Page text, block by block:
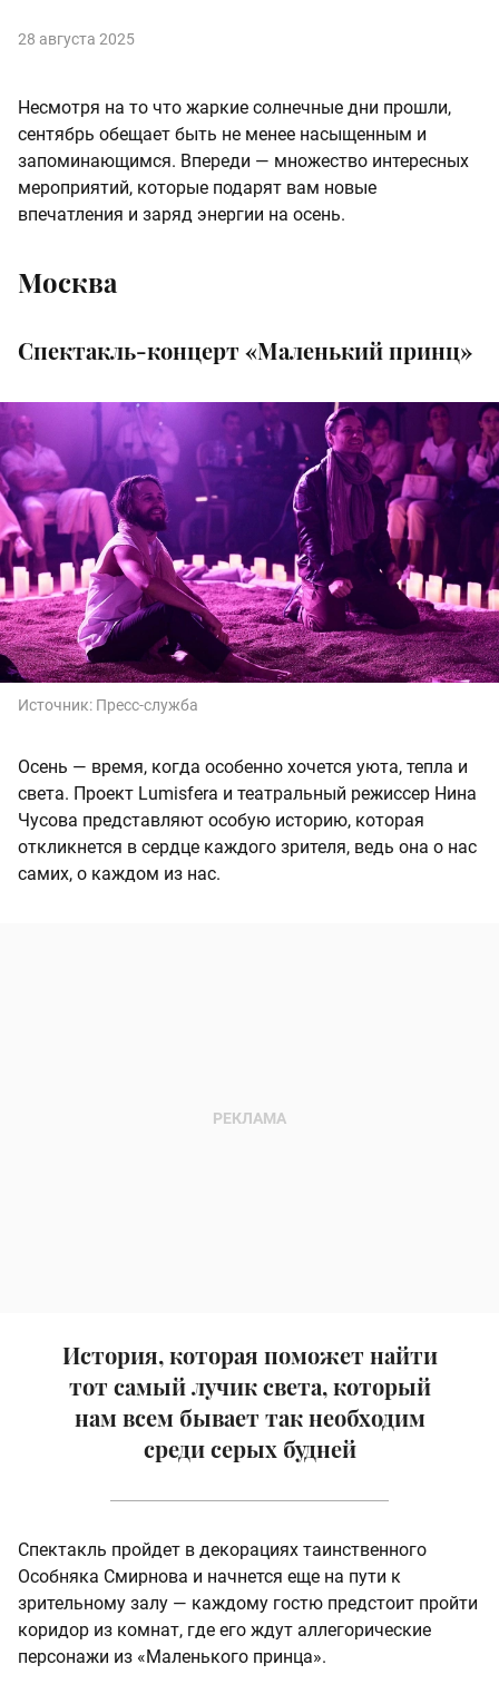
28 августа 2025
Несмотря на то что жаркие солнечные дни прошли,
сентябрь обещает быть не менее насыщенным и
запоминающимся. Впереди — множество интересных
мероприятий, которые подарят вам новые
впечатления и заряд энергии на осень.
Москва
Спектакль-концерт «Маленький принц»
Источник: Пресс-служба
Осень — время, когда особенно хочется уюта, тепла и
света. Проект Lumisfera и театральный режиссер Нина
Чусова представляют особую историю, которая
откликнется в сердце каждого зрителя, ведь она о нас
самих, о каждом из нас.
История, которая поможет найти
тот самый лучик света, который
нам всем бывает так необходим
среди серых будней
Спектакль пройдет в декорациях таинственного
Особняка Смирнова и начнется еще на пути к
зрительному залу — каждому гостю предстоит пройти
коридор из комнат, где его ждут аллегорические
персонажи из «Маленького принца».